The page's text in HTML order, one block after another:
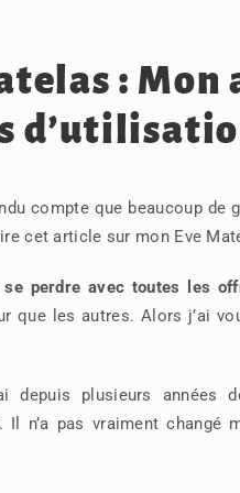
: Mon
compte que beaucoup de
cet article sur mon Eve
perdre avec toutes les
que les autres. Alors j’ai
depuis plusieurs
Il n’a pas vraiment